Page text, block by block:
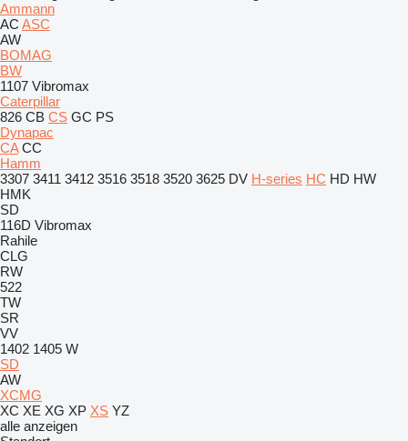
Ammann
AC ASC
AW
BOMAG
BW
1107 Vibromax
Caterpillar
826 CB CS GC PS
Dynapac
CA CC
Hamm
3307 3411 3412 3516 3518 3520 3625 DV H-series HC HD HW
HMK
SD
116D Vibromax
Rahile
CLG
RW
522
TW
SR
VV
1402 1405 W
SD
AW
XCMG
XC XE XG XP XS YZ
alle anzeigen